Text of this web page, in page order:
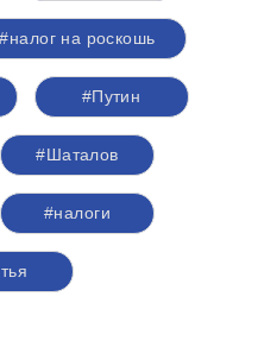
#налог на роскошь
#Путин
#Шаталов
#налоги